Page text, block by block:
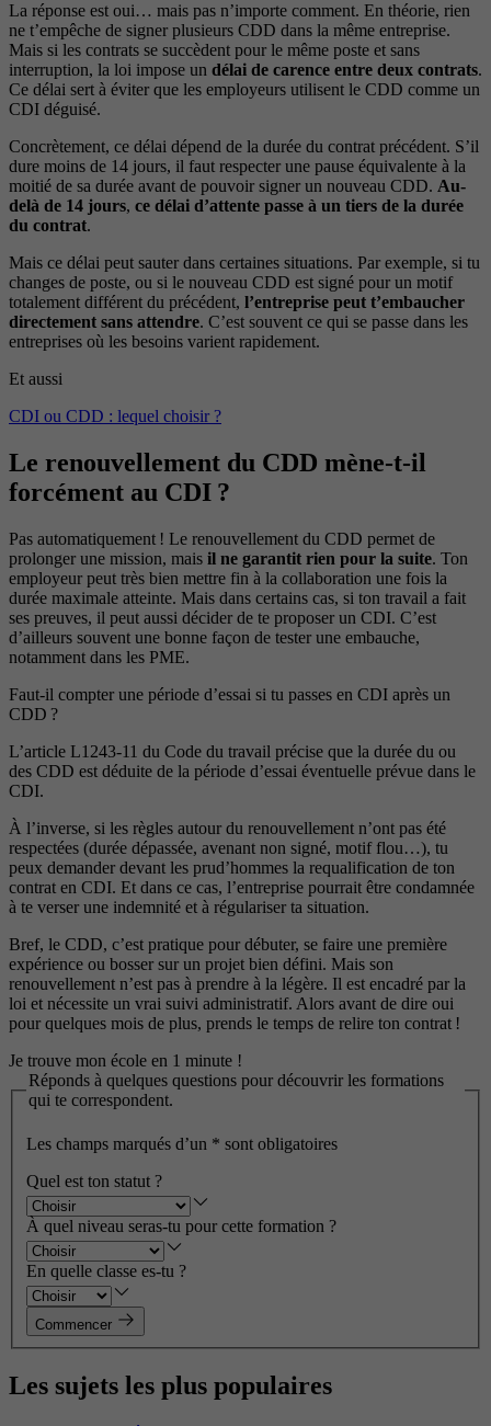
La réponse est oui… mais pas n’importe comment. En théorie, rien
ne t’empêche de signer plusieurs CDD dans la même entreprise.
Mais si les contrats se succèdent pour le même poste et sans
interruption, la loi impose un délai de carence entre deux contrats.
Ce délai sert à éviter que les employeurs utilisent le CDD comme un
CDI déguisé.
Concrètement, ce délai dépend de la durée du contrat précédent. S’il
dure moins de 14 jours, il faut respecter une pause équivalente à la
moitié de sa durée avant de pouvoir signer un nouveau CDD. Au-
delà de 14 jours, ce délai d’attente passe à un tiers de la durée
du contrat.
Mais ce délai peut sauter dans certaines situations. Par exemple, si tu
changes de poste, ou si le nouveau CDD est signé pour un motif
totalement différent du précédent, l’entreprise peut t’embaucher
directement sans attendre. C’est souvent ce qui se passe dans les
entreprises où les besoins varient rapidement.
Et aussi
CDI ou CDD : lequel choisir ?
Le renouvellement du CDD mène-t-il
forcément au CDI ?
Pas automatiquement ! Le renouvellement du CDD permet de
prolonger une mission, mais il ne garantit rien pour la suite. Ton
employeur peut très bien mettre fin à la collaboration une fois la
durée maximale atteinte. Mais dans certains cas, si ton travail a fait
ses preuves, il peut aussi décider de te proposer un CDI. C’est
d’ailleurs souvent une bonne façon de tester une embauche,
notamment dans les PME.
Faut-il compter une période d’essai si tu passes en CDI après un
CDD ?
L’article L1243-11 du Code du travail précise que la durée du ou
des CDD est déduite de la période d’essai éventuelle prévue dans le
CDI.
À l’inverse, si les règles autour du renouvellement n’ont pas été
respectées (durée dépassée, avenant non signé, motif flou…), tu
peux demander devant les prud’hommes la requalification de ton
contrat en CDI. Et dans ce cas, l’entreprise pourrait être condamnée
à te verser une indemnité et à régulariser ta situation.
Bref, le CDD, c’est pratique pour débuter, se faire une première
expérience ou bosser sur un projet bien défini. Mais son
renouvellement n’est pas à prendre à la légère. Il est encadré par la
loi et nécessite un vrai suivi administratif. Alors avant de dire oui
pour quelques mois de plus, prends le temps de relire ton contrat !
Je trouve mon école en 1 minute !
Réponds à quelques questions pour découvrir les formations
qui te correspondent.
Les champs marqués d’un * sont obligatoires
Quel est ton statut ?
À quel niveau seras-tu pour cette formation ?
En quelle classe es-tu ?
Commencer
Les sujets les plus populaires